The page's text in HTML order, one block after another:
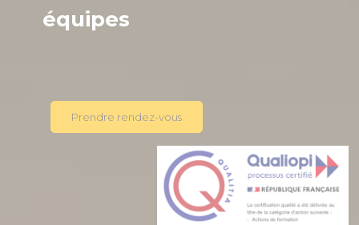
équipes
Prendre rendez-vous